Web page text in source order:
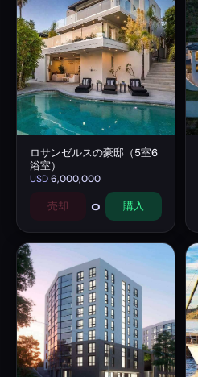
ロサンゼルスの豪邸（5室6
浴室）
USD6,000,000
売却 0 購入